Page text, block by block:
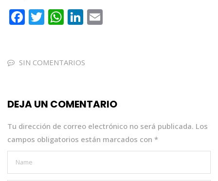
F
e
o
k
T
te
W
ts
p
Li
e
SIN COMENTARIOS
DEJA UN COMENTARIO
Tu dirección de correo electrónico no será publicada. Los
campos obligatorios están marcados con *